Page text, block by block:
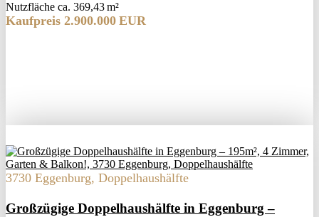
Nutzfläche ca. 369,43 m²
Kaufpreis 2.900.000 EUR
3730 Eggenburg, Doppelhaushälfte
Großzügige Doppelhaushälfte in Eggenburg –